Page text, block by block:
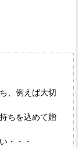
、例えば大切
ちを込めて贈
・・・